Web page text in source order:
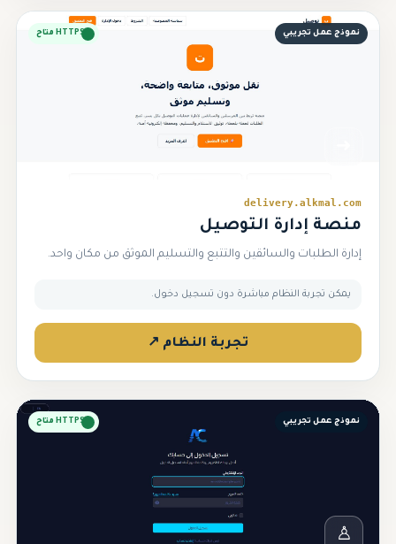
نموذج عمل تجريبي HTTPS متاح
delivery.alkmal.com
منصة إدارة التوصيل
إدارة الطلبات والسائقين والتتبع والتسليم الموثق من مكان واحد.
يمكن تجربة النظام مباشرة دون تسجيل دخول.
تجربة النظام ↗
نموذج عمل تجريبي HTTPS متاح
♙